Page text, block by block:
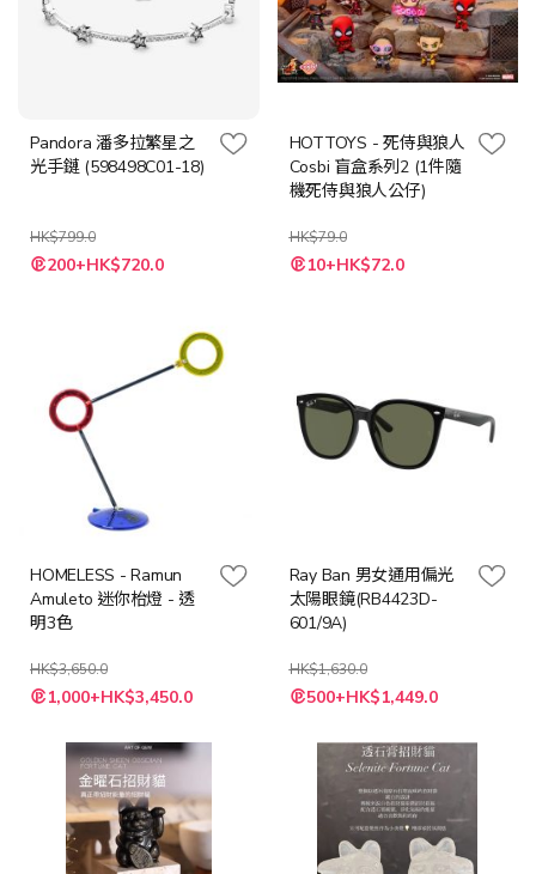
Pandora 潘多拉繁星之
光手鏈 (598498C01-18)
HK$799.0
特
殊 200+HK$720.0
HOTTOYS - 死侍與狼人
Cosbi 盲盒系列2 (1件隨
機死侍與狼人公仔)
HK$79.0
特
殊 10+HK$72.0
HOMELESS - Ramun
Amuleto 迷你枱燈 - 透
明3色
HK$3,650.0
特
殊 1,000+HK$3,450.0
Ray Ban 男女通用偏光
太陽眼鏡(RB4423D-
601/9A)
HK$1,630.0
特
殊 500+HK$1,449.0